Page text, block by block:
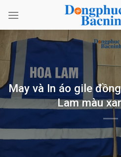
qua
nội
dung
May và In áo gile
Lam màu